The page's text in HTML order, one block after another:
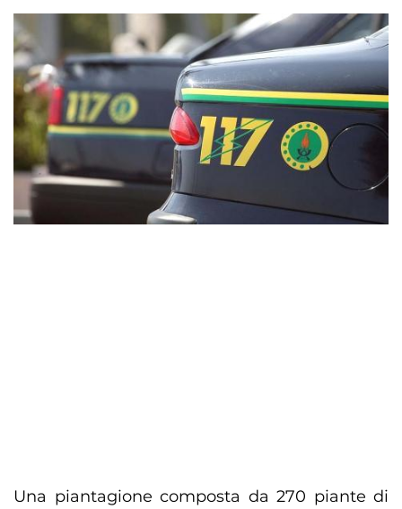
Una piantagione composta da 270 piante di